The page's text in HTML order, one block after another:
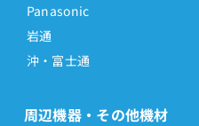
Panasonic
岩通
沖・富士通
周辺機器・その他機材